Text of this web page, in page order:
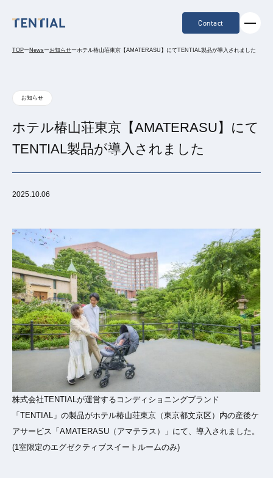
Contact
TOPーNewsーお知らせーホテル椿山荘東京【AMATERASU】にてTENTIAL製品が導入されました
お知らせ
ホテル椿山荘東京【AMATERASU】にて
TENTIAL製品が導入されました
2025.10.06
株式会社TENTIALが運営するコンディショニングブランド
「TENTIAL」の製品がホテル椿山荘東京（東京都文京区）内の産後ケ
アサービス「AMATERASU（アマテラス）」にて、導入されました。
(1室限定のエグゼクティブスイートルームのみ)